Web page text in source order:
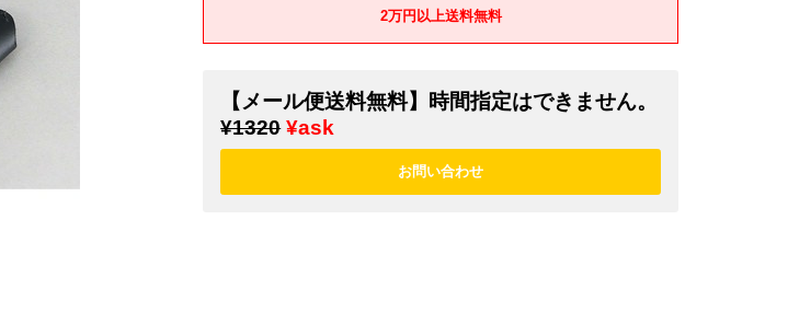
2万円以上送料無料
【メール便送料無料】時間指定はできません。
¥1320 ¥ask